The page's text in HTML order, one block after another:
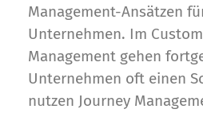
Management-Ansätzen
Unternehmen. Im
Management gehen
Unternehmen oft einen
nutzen Journey